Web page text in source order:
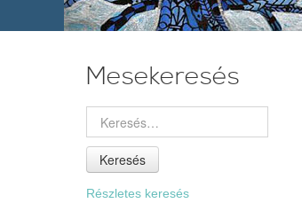
Mesekeresés
Keresés
Részletes keresés